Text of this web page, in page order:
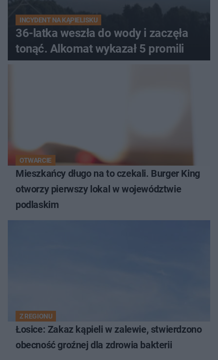
INCYDENT NA KĄPIELISKU
36-latka weszła do wody i zaczęła
tonąć. Alkomat wykazał 5 promili
OTWARCIE
Mieszkańcy długo na to czekali. Burger King
otworzy pierwszy lokal w województwie
podlaskim
Z REGIONU
Łosice: Zakaz kąpieli w zalewie, stwierdzono
obecność groźnej dla zdrowia bakterii